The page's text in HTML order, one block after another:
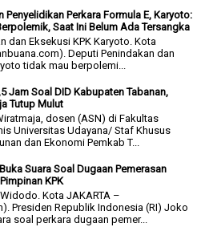
Penyelidikan Perkara Formula E, Karyoto:
Saat Ini Belum Ada Tersangka
dan Eksekusi KPK Karyoto. Kota
Deputi Penindakan dan
tidak mau berpolemi...
Jam Soal DID Kabupaten Tabanan,
Tutup Mulut
dosen (ASN) di Fakultas
Universitas Udayana/ Staf Khusus
dan Ekonomi Pemkab T...
Suara Soal Dugaan Pemerasan
KPK
Kota JAKARTA –
Presiden Republik Indonesia (RI) Joko
soal perkara dugaan pemer...